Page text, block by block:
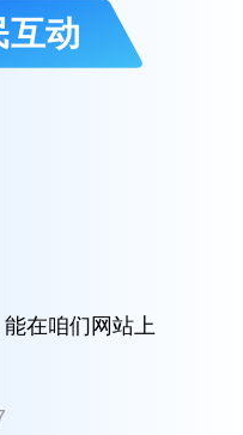
互动
在咱们网站上